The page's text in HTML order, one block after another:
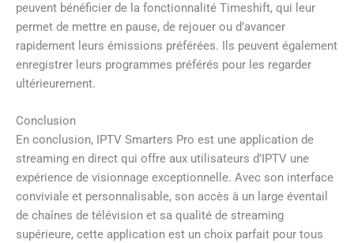
peuvent bénéficier de la fonctionnalité Timeshift, qui leur
permet de mettre en pause, de rejouer ou d’avancer
rapidement leurs émissions préférées. Ils peuvent également
enregistrer leurs programmes préférés pour les regarder
ultérieurement.
Conclusion
En conclusion, IPTV Smarters Pro est une application de
streaming en direct qui offre aux utilisateurs d’IPTV une
expérience de visionnage exceptionnelle. Avec son interface
conviviale et personnalisable, son accès à un large éventail
de chaînes de télévision et sa qualité de streaming
supérieure, cette application est un choix parfait pour tous